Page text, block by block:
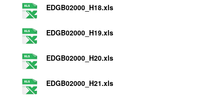
EDGB02000_H18.xls
EDGB02000_H19.xls
EDGB02000_H20.xls
EDGB02000_H21.xls